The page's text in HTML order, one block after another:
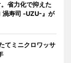
省力化で抑えた
渦寿司 -UZU-』が
てミニクロワッサ